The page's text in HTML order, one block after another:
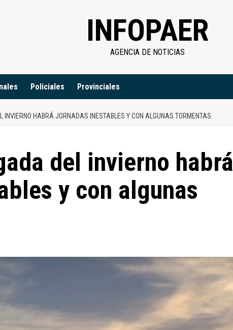
INFOPAER
AGENCIA DE NOTICIAS
Policiales Provinciales
INVIERNO HABRÁ JORNADAS INESTABLES Y CON ALGUNAS TORMENTAS
del invierno habrá
y con algunas